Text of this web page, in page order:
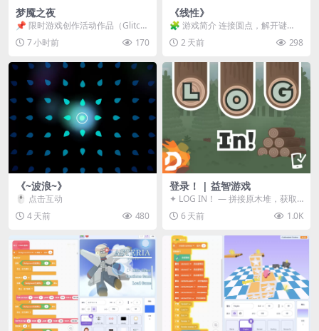
梦魇之夜
📌 限时游戏创作活动作品（Glitch
Game Jam） 📖 故事背景 怪物四...
7 小时前 170
《线性》
🧩 游戏简介 连接圆点，解开谜
题。 ⚠️ 重要提示 所有关卡均可通
关，请确保使用...
2 天前 298
《~波浪~》
🖱️ 点击互动
4 天前
480
登录！ | 益智游戏
✦ LOG IN！ — 拼接原木堆，获取
分数！ ᑕ☲◎ ᑕ☲◎ ᑕ☲◎ ᑕ☲◎ ...
6 天前 1.0K